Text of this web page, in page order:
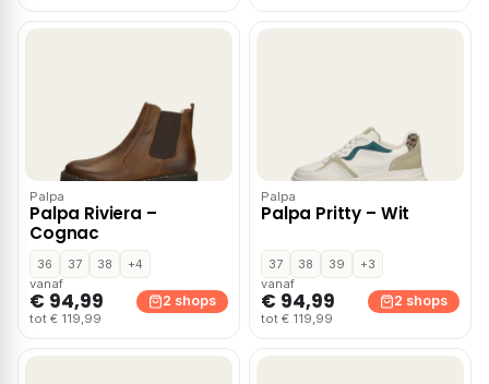
Palpa
Palpa Riviera –
Cognac
36 37 38
+4
vanaf
€ 94,99
tot € 119,99
2 shops
Palpa
Palpa Pritty – Wit
37 38 39
+3
vanaf
€ 94,99
tot € 119,99
2 shops